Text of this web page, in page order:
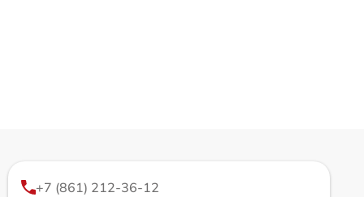
+7 (861) 212-36-12